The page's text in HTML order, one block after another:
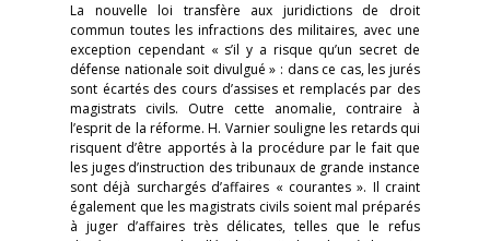
La nouvelle loi transfère aux juridictions de droit
commun toutes les infractions des militaires, avec une
exception cependant « s’il y a risque qu’un secret de
défense nationale soit divulgué » : dans ce cas, les jurés
sont écartés des cours d’assises et remplacés par des
magistrats civils. Outre cette anomalie, contraire à
l’esprit de la réforme. H. Varnier souligne les retards qui
risquent d’être apportés à la procédure par le fait que
les juges d’instruction des tribunaux de grande instance
sont déjà surchargés d’affaires « courantes ». Il craint
également que les magistrats civils soient mal préparés
à juger d’affaires très délicates, telles que le refus